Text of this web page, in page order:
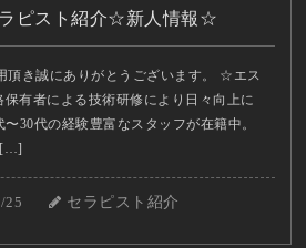
ピスト紹介☆新人情報☆
頂き誠にありがとうございます。 ☆エス
有者による技術研修により日々向上に
30代の経験豊富なスタッフが在籍中。
[…]
25 セラピスト紹介